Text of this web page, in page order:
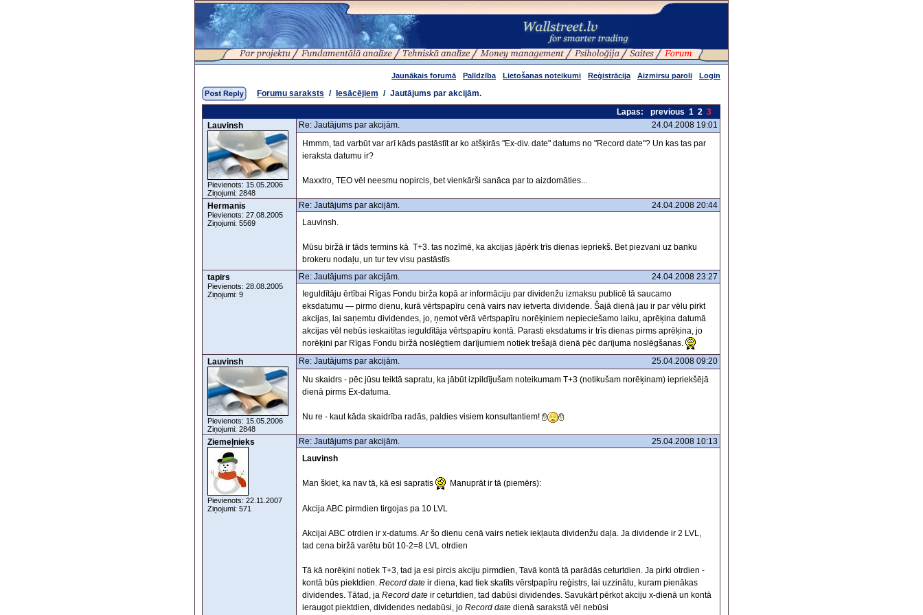
Jaunākais forumā Palīdzība Lietošanas noteikumi Reģistrācija Aizmirsu paroli Login
Forumu saraksts / Iesācējiem / Jautājums par akcijām.
Lapas:
previous 1 2 3
Lauvinsh
Pievienots: 15.05.2006
Ziņojumi: 2848
Re: Jautājums par akcijām.
24.04.2008 19:01
Hmmm, tad varbūt var arī kāds pastāstīt ar ko atšķirās "Ex-div. date" datums no "Record date"? Un kas tas par
ieraksta datumu ir?
Maxxtro, TEO vēl neesmu nopircis, bet vienkārši sanāca par to aizdomāties...
Hermanis
Pievienots: 27.08.2005
Ziņojumi: 5569
Re: Jautājums par akcijām.
24.04.2008 20:44
Lauvinsh.
Mūsu biržā ir tāds termins kā T+3. tas nozīmē, ka akcijas jāpērk trīs dienas iepriekš. Bet piezvani uz banku
brokeru nodaļu, un tur tev visu pastāstīs
tapirs
Pievienots: 28.08.2005
Ziņojumi: 9
Re: Jautājums par akcijām.
24.04.2008 23:27
Ieguldītāju ērtībai Rīgas Fondu birža kopā ar informāciju par dividenžu izmaksu publicē tā saucamo
eksdatumu — pirmo dienu, kurā vērtspapīru cenā vairs nav ietverta dividende. Šajā dienā jau ir par vēlu pirkt
akcijas, lai saņemtu dividendes, jo, ņemot vērā vērtspapīru norēķiniem nepieciešamo laiku, aprēķina datumā
akcijas vēl nebūs ieskaitītas ieguldītāja vērtspapīru kontā. Parasti eksdatums ir trīs dienas pirms aprēķina, jo
norēķini par Rīgas Fondu biržā noslēgtiem darījumiem notiek trešajā dienā pēc darījuma noslēgšanas.
Lauvinsh
Pievienots: 15.05.2006
Ziņojumi: 2848
Re: Jautājums par akcijām.
25.04.2008 09:20
Nu skaidrs - pēc jūsu teiktā sapratu, ka jābūt izpildījušam noteikumam T+3 (notikušam norēķinam) iepriekšējā
dienā pirms Ex-datuma.
Nu re - kaut kāda skaidrība radās, paldies visiem konsultantiem!
Ziemeļnieks
Pievienots: 22.11.2007
Ziņojumi: 571
Re: Jautājums par akcijām.
25.04.2008 10:13
Lauvinsh
Man škiet, ka nav tā, kā esi sapratis Manuprāt ir tā (piemērs):
Akcija ABC pirmdien tirgojas pa 10 LVL
Akcijai ABC otrdien ir x-datums. Ar šo dienu cenā vairs netiek iekļauta dividenžu daļa. Ja dividende ir 2 LVL,
tad cena biržā varētu būt 10-2=8 LVL otrdien
Tā kā norēķini notiek T+3, tad ja esi pircis akciju pirmdien, Tavā kontā tā parādās ceturtdien. Ja pirki otrdien -
kontā būs piektdien. Record date ir diena, kad tiek skatīts vērstpapīru reģistrs, lai uzzinātu, kuram pienākas
dividendes. Tātad, ja Record date ir ceturtdien, tad dabūsi dividendes. Savukārt pērkot akciju x-dienā un kontā
ieraugot piektdien, dividendes nedabūsi, jo Record date dienā sarakstā vēl nebūsi